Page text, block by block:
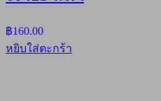
฿160.00
หยิบใส่ตะกร้า